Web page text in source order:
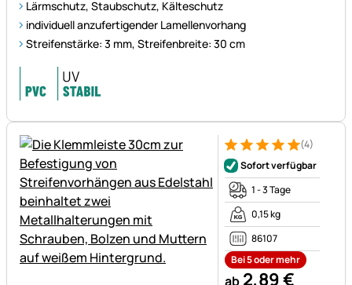
Lärmschutz, Staubschutz, Kälteschutz
individuell anzufertigender Lamellenvorhang
Streifenstärke: 3 mm, Streifenbreite: 30 cm
Bewertung: 5 von 5 (4
4 Bewertungen
(4)
Sofort verfügbar
1 - 3 Tage
0,15 kg
86107
Bei 5 oder mehr
ab 2,89€